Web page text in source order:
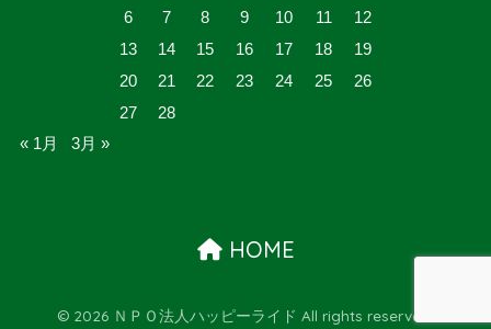
6
7 8 9 10 11
12
13
14 15 16 17 18
19
20
21 22 23 24 25
26
27
28
« 1月
3月 »
HOME
© 2026 ＮＰＯ法人ハッピーライド All rights reserved.